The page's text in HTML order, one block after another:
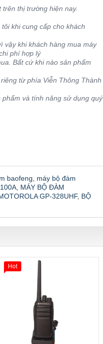
thị trường hiện nay.
khi cung cấp cho khách
vậy khi khách hàng mua máy
phí hợp lý
Bất cứ khi nào sản phẩm
từ phía Viễn Thông Thành
và tính năng sử dụng quý
baofeng
máy bộ đàm
MÁY BỘ ĐÀM
GP-328UHF, BỘ
Hot